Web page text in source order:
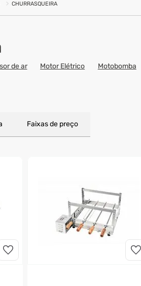
CHURRASQUEIRA
de ar Motor Elétrico Motobomba
Faixas de preço
3º
freezer
º
cervejeira
9º
lavadora